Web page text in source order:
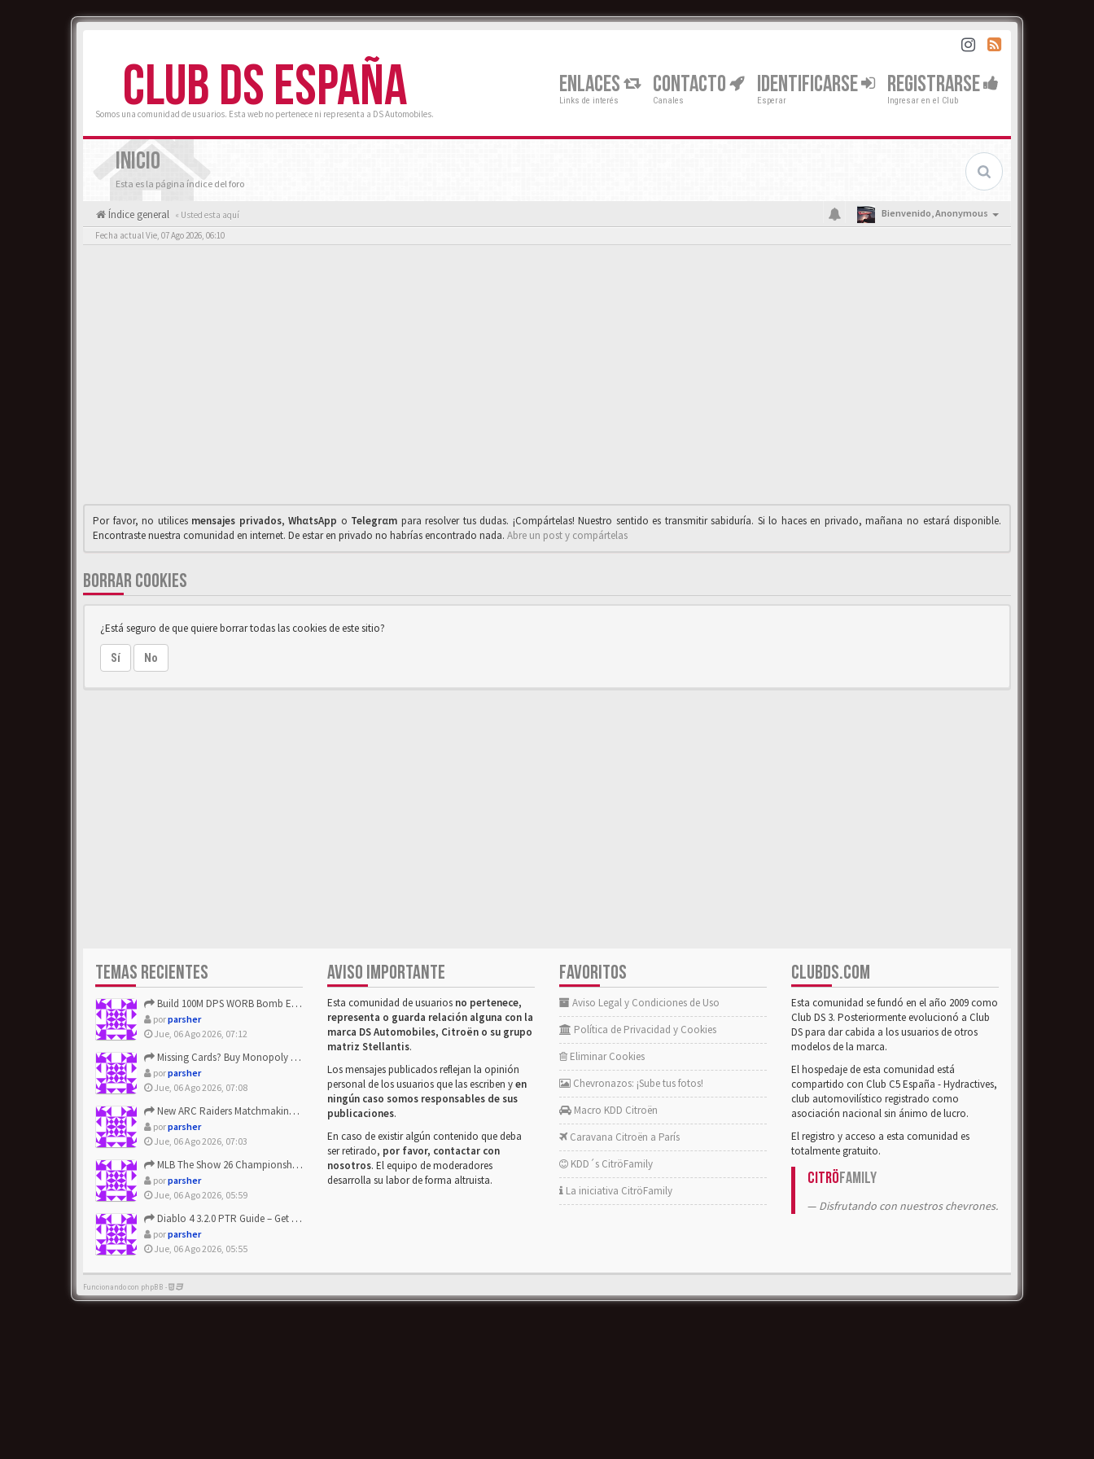
CLUB DS ESPAÑA
Somos una comunidad de usuarios. Esta web no pertenece ni representa a DS Automobiles.
ENLACES
Links de interés
CONTACTO
Canales
IDENTIFICARSE
Esperar
REGISTRARSE
Ingresar en el Club
INICIO
Esta es la página índice del foro
Índice general « Usted esta aquí Bienvenido,Anonymous
Fecha actual Vie, 07 Ago 2026, 06:10
Por favor, no utilices mensajes privados,WhαtsApp o Telegrαm para resolver tus dudas. ¡Compártelas! Nuestro sentido es transmitir sabiduría. Si lo haces en privado, mañana no estará disponible.
Encontraste nuestra comunidad en internet. De estar en privado no habrías encontrado nada. Abre un post y compártelas
BORRAR COOKIES
¿Está seguro de que quiere borrar todas las cookies de este sitio?
Sí No
TEMAS RECIENTES
Build 100M DPS WORB Bomb Elementalist Fast - Grab POE Curren...
porparsher
Jue, 06 Ago 2026, 07:12
Missing Cards? Buy Monopoly Go Happy Harvest with Looney Tun...
porparsher
Jue, 06 Ago 2026, 07:08
New ARC Raiders Matchmaking Update: Stop Failed - Grab Bluep...
porparsher
Jue, 06 Ago 2026, 07:03
MLB The Show 26 Championship Series Update! Get Cheap & ...
porparsher
Jue, 06 Ago 2026, 05:59
Diablo 4 3.2.0 PTR Guide – Get 8% Off Items Quickly to Test ...
porparsher
Jue, 06 Ago 2026, 05:55
AVISO IMPORTANTE
Esta comunidad de usuarios no pertenece,
representa o guarda relación alguna con la
marca DS Automobiles, Citroën o su grupo
matriz Stellantis.
Los mensajes publicados reflejan la opinión
personal de los usuarios que las escriben yen
ningún caso somos responsables de sus
publicaciones.
En caso de existir algún contenido que deba
ser retirado, por favor, contactar con
nosotros. El equipo de moderadores
desarrolla su labor de forma altruista.
FAVORITOS
Aviso Legal y Condiciones de Uso
Política de Privacidad y Cookies
Eliminar Cookies
Chevronazos: ¡Sube tus fotos!
Macro KDD Citroën
Caravana Citroën a París
KDD´s CitröFamily
La iniciativa CitröFamily
CLUBDS.COM
Esta comunidad se fundó en el año 2009 como
Club DS 3. Posteriormente evolucionó a Club
DS para dar cabida a los usuarios de otros
modelos de la marca.
El hospedaje de esta comunidad está
compartido con Club C5 España - Hydractives,
club automovilístico registrado como
asociación nacional sin ánimo de lucro.
El registro y acceso a esta comunidad es
totalmente gratuito.
CitröFamily
Disfrutando con nuestros chevrones.
Funcionando con phpBB -